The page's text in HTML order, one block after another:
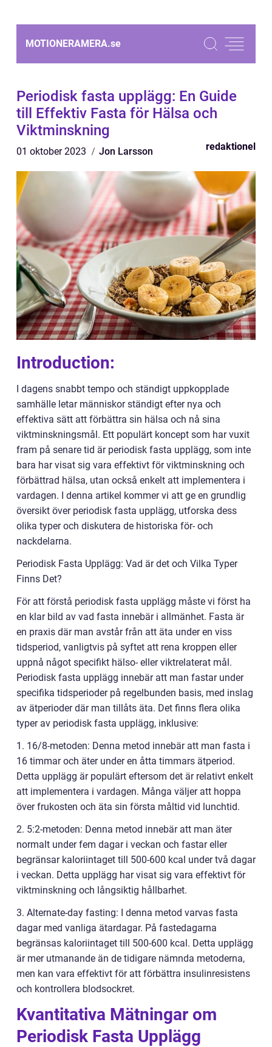
MOTIONERAMERA.se
Periodisk fasta upplägg: En Guide
till Effektiv Fasta för Hälsa och
Viktminskning
01 oktober 2023 Jon Larsson redaktionel
Introduction:
I dagens snabbt tempo och ständigt uppkopplade
samhälle letar människor ständigt efter nya och
effektiva sätt att förbättra sin hälsa och nå sina
viktminskningsmål. Ett populärt koncept som har vuxit
fram på senare tid är periodisk fasta upplägg, som inte
bara har visat sig vara effektivt för viktminskning och
förbättrad hälsa, utan också enkelt att implementera i
vardagen. I denna artikel kommer vi att ge en grundlig
översikt över periodisk fasta upplägg, utforska dess
olika typer och diskutera de historiska för- och
nackdelarna.
Periodisk Fasta Upplägg: Vad är det och Vilka Typer
Finns Det?
För att förstå periodisk fasta upplägg måste vi först ha
en klar bild av vad fasta innebär i allmänhet. Fasta är
en praxis där man avstår från att äta under en viss
tidsperiod, vanligtvis på syftet att rena kroppen eller
uppnå något specifikt hälso- eller viktrelaterat mål.
Periodisk fasta upplägg innebär att man fastar under
specifika tidsperioder på regelbunden basis, med inslag
av ätperioder där man tillåts äta. Det finns flera olika
typer av periodisk fasta upplägg, inklusive:
1. 16/8-metoden: Denna metod innebär att man fasta i
16 timmar och äter under en åtta timmars ätperiod.
Detta upplägg är populärt eftersom det är relativt enkelt
att implementera i vardagen. Många väljer att hoppa
över frukosten och äta sin första måltid vid lunchtid.
2. 5:2-metoden: Denna metod innebär att man äter
normalt under fem dagar i veckan och fastar eller
begränsar kaloriintaget till 500-600 kcal under två dagar
i veckan. Detta upplägg har visat sig vara effektivt för
viktminskning och långsiktig hållbarhet.
3. Alternate-day fasting: I denna metod varvas fasta
dagar med vanliga ätardagar. På fastedagarna
begränsas kaloriintaget till 500-600 kcal. Detta upplägg
är mer utmanande än de tidigare nämnda metoderna,
men kan vara effektivt för att förbättra insulinresistens
och kontrollera blodsockret.
Kvantitativa Mätningar om
Periodisk Fasta Upplägg